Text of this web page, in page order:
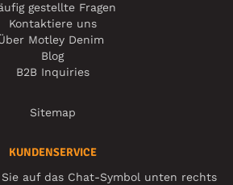
gestellte Fragen
Kontaktiere uns
Motley Denim
Blog
B2B Inquiries
Sitemap
KUNDENSERVICE
auf das Chat-Symbol unten rechts